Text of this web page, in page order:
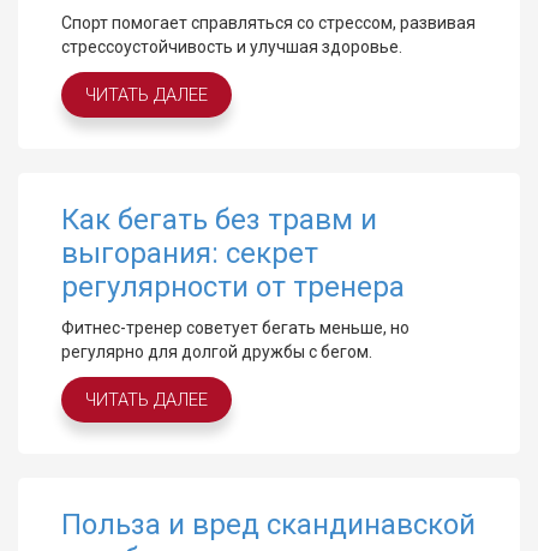
Спорт помогает справляться со стрессом, развивая
стрессоустойчивость и улучшая здоровье.
ЧИТАТЬ ДАЛЕЕ
Как бегать без травм и
выгорания: секрет
регулярности от тренера
Фитнес-тренер советует бегать меньше, но
регулярно для долгой дружбы с бегом.
ЧИТАТЬ ДАЛЕЕ
Польза и вред скандинавской